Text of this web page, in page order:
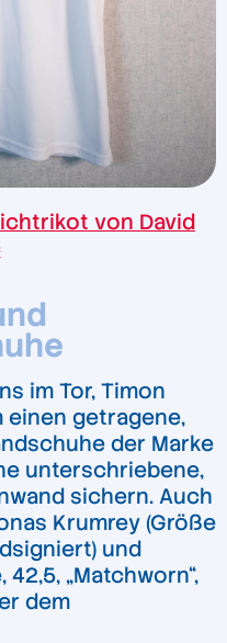
von David
im Tor, Timon
einen getragene,
der Marke
unterschriebene,
sichern. Auch
Krumrey (Größe
und
„Matchworn“,
dem